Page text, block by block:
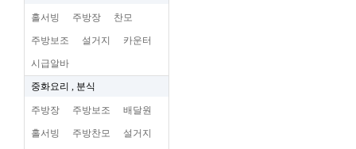
홀서빙 주방장 찬모
주방보조 설거지 카운터
시급알바
중화요리 , 분식
주방장 주방보조 배달원
홀서빙 주방찬모 설거지